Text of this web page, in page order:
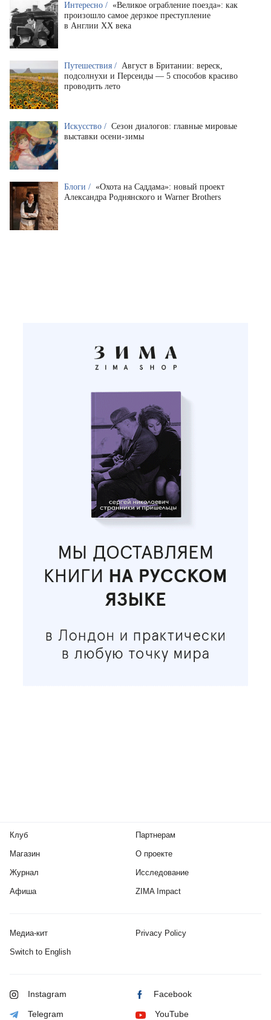
Интересно / «Великое ограбление поезда»: как
произошло самое дерзкое преступление
в Англии XX века
Путешествия / Август в Британии: вереск,
подсолнухи и Персеиды — 5 способов красиво
проводить лето
Искусство / Сезон диалогов: главные мировые
выставки осени-зимы
Блоги / «Охота на Саддама»: новый проект
Александра Роднянского и Warner Brothers
Клуб
Магазин
Журнал
Афиша
Партнерам
О проекте
Исследование
ZIMA Impact
Медиа-кит Privacy Policy
Switch to English
Instagram Facebook
Telegram YouTube